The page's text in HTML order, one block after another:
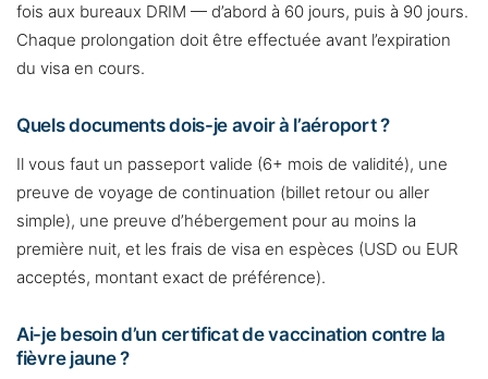
fois aux bureaux DRIM — d’abord à 60 jours, puis à 90 jours.
Chaque prolongation doit être effectuée avant l’expiration
du visa en cours.
Quels documents dois-je avoir à l’aéroport ?
Il vous faut un passeport valide (6+ mois de validité), une
preuve de voyage de continuation (billet retour ou aller
simple), une preuve d’hébergement pour au moins la
première nuit, et les frais de visa en espèces (USD ou EUR
acceptés, montant exact de préférence).
Ai-je besoin d’un certificat de vaccination contre la
fièvre jaune ?